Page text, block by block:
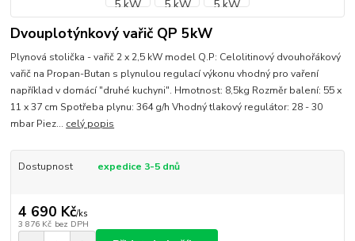
Dvouplotýnkový vařič QP 5kW
Plynová stolička - vařič 2 x 2,5 kW model Q.P: Celolitinový dvouhořákový
vařič na Propan-Butan s plynulou regulací výkonu vhodný pro vaření
například v domácí "druhé kuchyni". Hmotnost: 8,5kg Rozměr balení: 55 x
11 x 37 cm Spotřeba plynu: 364 g/h Vhodný tlakový regulátor: 28 - 30
mbar Piez... celý popis
Dostupnost expedice 3-5 dnů
4 690 Kč/ks
3 876 Kč bez DPH